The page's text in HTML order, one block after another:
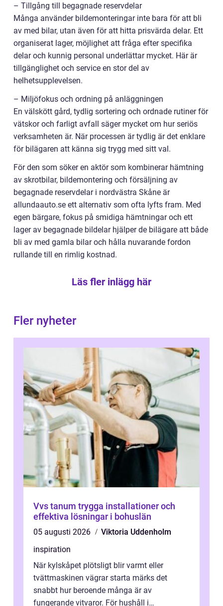
– Tillgång till begagnade reservdelar
Många använder bildemonteringar inte bara för att bli
av med bilar, utan även för att hitta prisvärda delar. Ett
organiserat lager, möjlighet att fråga efter specifika
delar och kunnig personal underlättar mycket. Här är
tillgänglighet och service en stor del av
helhetsupplevelsen.
– Miljöfokus och ordning på anläggningen
En välskött gård, tydlig sortering och ordnade rutiner för
vätskor och farligt avfall säger mycket om hur seriös
verksamheten är. När processen är tydlig är det enklare
för bilägaren att känna sig trygg med sitt val.
För den som söker en aktör som kombinerar hämtning
av skrotbilar, bildemontering och försäljning av
begagnade reservdelar i nordvästra Skåne är
allundaauto.se ett alternativ som ofta lyfts fram. Med
egen bärgare, fokus på smidiga hämtningar och ett
lager av begagnade bildelar hjälper de bilägare att både
bli av med gamla bilar och hålla nuvarande fordon
rullande till en rimlig kostnad.
Läs fler inlägg här
Fler nyheter
Vvs tanum trygga installationer och
effektiva lösningar i bohuslän
05 augusti 2026
Viktoria Uddenholm
inspiration
När kylskåpet plötsligt blir varmt eller
tvättmaskinen vägrar starta märks det
snabbt hur beroende många är av
fungerande vitvaror. För hushåll i